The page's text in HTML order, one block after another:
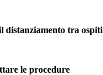
distanziamento tra ospiti
le procedure